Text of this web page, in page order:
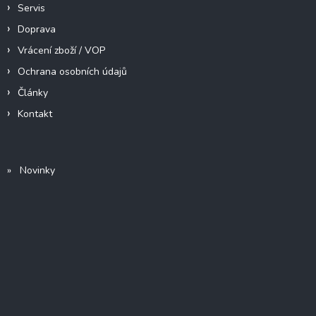
Servis
Doprava
Vrácení zboží / VOP
Ochrana osobních údajů
Články
Kontakt
» Novinky